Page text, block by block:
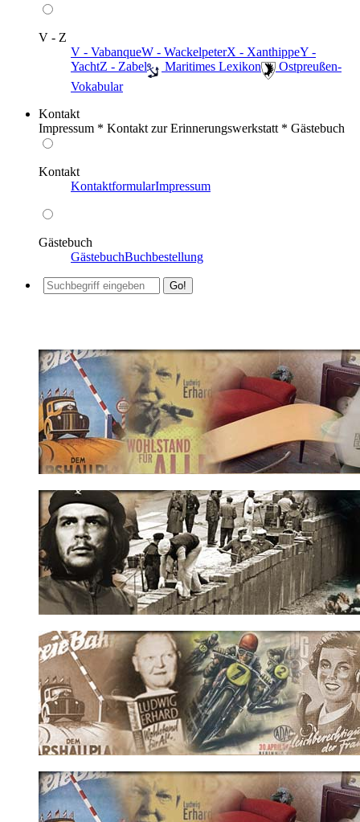
V - Z
V - VabanqueW - WackelpeterX - XanthippeY -
YachtZ - Zabel ️ Maritimes Lexikon
️ Ostpreußen-
Vokabular
Kontakt
Impressum * Kontakt zur Erinnerungswerkstatt * Gästebuch
Kontakt
KontaktformularImpressum
Gästebuch
GästebuchBuchbestellung